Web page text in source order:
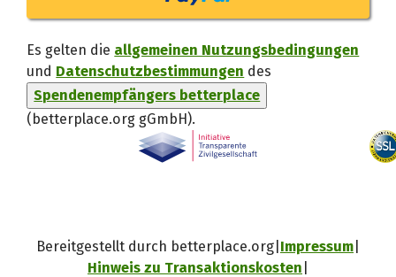
Es gelten die allgemeinen Nutzungsbedingungen
und Datenschutzbestimmungen des
Spendenempfängers betterplace
(betterplace.org gGmbH).
Bereitgestellt durch betterplace.org Impressum
Hinweis zu Transaktionskosten